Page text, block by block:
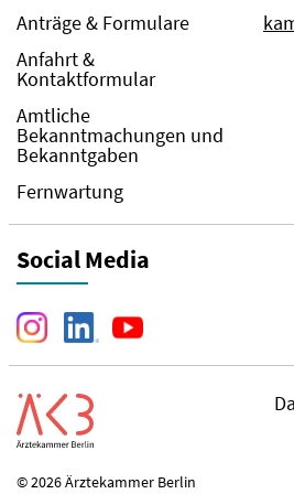
Anträge & Formulare
Anfahrt &
Kontaktformular
Amtliche
Bekanntmachungen und
Bekanntgaben
Fernwartung
Social Media
© 2026 Ärztekammer Berlin